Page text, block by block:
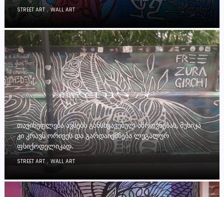
STREET ART ,WALL ART
ᲗᲐᲕᲘᲡᲣᲤᲚᲔᲑᲐ ᲐᲕᲡᲔᲑᲡ ᲒᲐᲜᲡᲮᲕᲐᲕᲔᲑᲣᲚ ᲐᲖᲠᲝᲕᲜᲔᲑᲐᲡ, ᲛᲣᲡᲘᲙᲐ
ᲙᲘ ᲙᲠᲐᲕᲡ ᲝᲠᲘᲕᲔᲡ ᲓᲐ ᲒᲐᲠᲓᲐᲘᲥᲛᲜᲔᲑᲐ ᲚᲔᲒᲐᲚᲣᲠ
ᲤᲡᲘᲥᲝᲓᲔᲚᲘᲙᲐᲓ.
STREET ART ,WALL ART